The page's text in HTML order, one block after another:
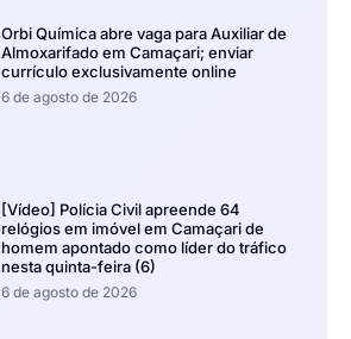
Orbi Química abre vaga para Auxiliar de
Almoxarifado em Camaçari; enviar
currículo exclusivamente online
6 de agosto de 2026
[Vídeo] Polícia Civil apreende 64
relógios em imóvel em Camaçari de
homem apontado como líder do tráfico
nesta quinta-feira (6)
6 de agosto de 2026